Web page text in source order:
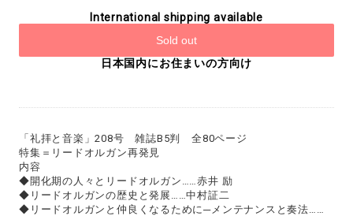
International shipping available
Sold out
日本国内にお住まいの方向け
「礼拝と音楽」208号 雑誌B5判 全80ページ
特集＝リードオルガン再発見
内容
◆開化期の人々とリードオルガン……赤井 励
◆リードオルガンの歴史と発展……中村証二
◆リードオルガンと仲良くなるために─メンテナンスと奏法……